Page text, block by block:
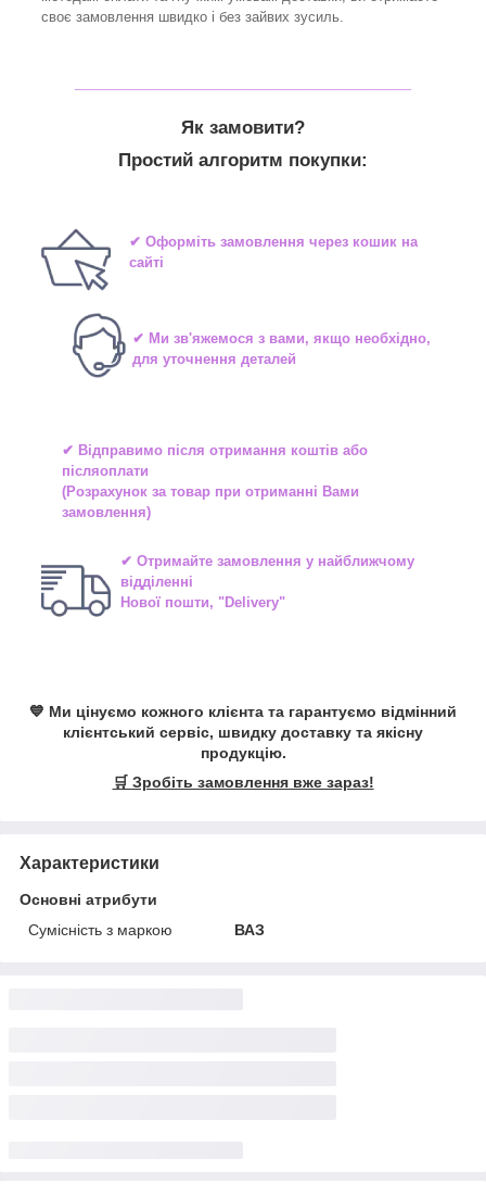
своє замовлення швидко і без зайвих зусиль.
Як замовити?
Простий алгоритм покупки:
✔ Оформіть замовлення через кошик на
сайті
✔ Ми зв'яжемося з вами, якщо необхідно,
для уточнення деталей
✔ Відправимо після отримання коштів або
післяоплати
(Розрахунок за товар при отриманні Вами
замовлення)
✔ Отримайте замовлення у найближчому
відділенні
Нової пошти, "Delivery"
💙 Ми цінуємо кожного клієнта та гарантуємо відмінний
клієнтський сервіс, швидку доставку та якісну
продукцію.
🛒 Зробіть замовлення вже зараз!
Характеристики
Основні атрибути
Сумісність з маркою
ВАЗ